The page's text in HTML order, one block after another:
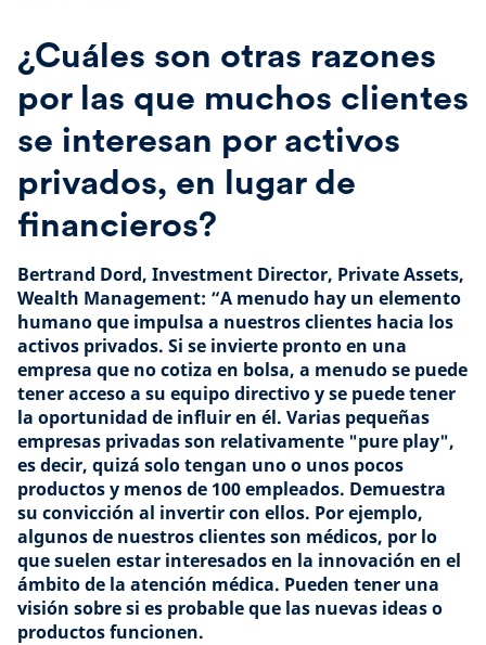
¿Cuáles son otras razones
por las que muchos clientes
se interesan por activos
privados, en lugar de
financieros?
Bertrand Dord, Investment Director, Private Assets,
Wealth Management: “A menudo hay un elemento
humano que impulsa a nuestros clientes hacia los
activos privados. Si se invierte pronto en una
empresa que no cotiza en bolsa, a menudo se puede
tener acceso a su equipo directivo y se puede tener
la oportunidad de influir en él. Varias pequeñas
empresas privadas son relativamente "pure play",
es decir, quizá solo tengan uno o unos pocos
productos y menos de 100 empleados. Demuestra
su convicción al invertir con ellos. Por ejemplo,
algunos de nuestros clientes son médicos, por lo
que suelen estar interesados en la innovación en el
ámbito de la atención médica. Pueden tener una
visión sobre si es probable que las nuevas ideas o
productos funcionen.